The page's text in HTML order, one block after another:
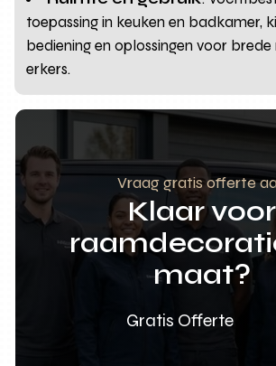
toepassing in keuken en badkamer,
bediening en oplossingen voor brede
erkers.
Vraag gratis offerte
Klaar voor
maat?
Gratis Offerte